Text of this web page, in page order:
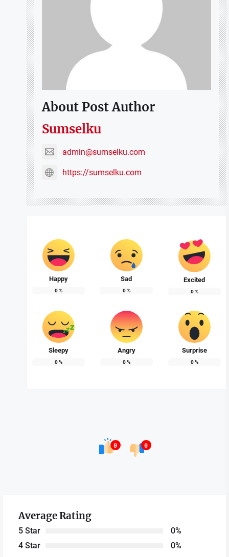
About Post Author
Sumselku
admin@sumselku.com
https://sumselku.com
Happy
0%
Sad
0%
Excited
0%
Sleepy
0%
Angry
0%
Surprise
0%
0 0
Average Rating
5 Star
0%
4 Star
0%